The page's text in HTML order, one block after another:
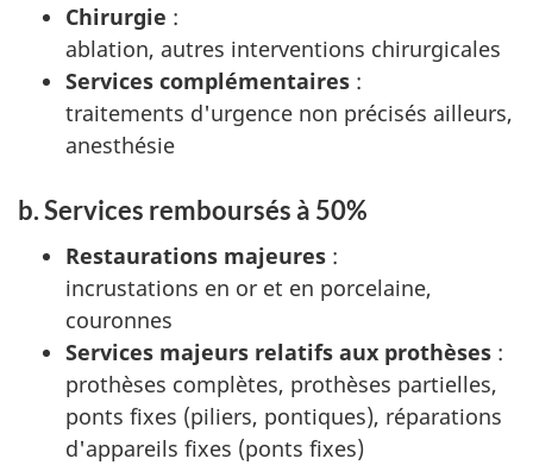
Chirurgie :
ablation, autres interventions chirurgicales
Services complémentaires :
traitements d'urgence non précisés ailleurs,
anesthésie
b. Services remboursés à 50%
Restaurations majeures :
incrustations en or et en porcelaine,
couronnes
Services majeurs relatifs aux prothèses :
prothèses complètes, prothèses partielles,
ponts fixes (piliers, pontiques), réparations
d'appareils fixes (ponts fixes)